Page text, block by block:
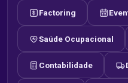
Factoring
Saúde Ocupacional
Contabilidade